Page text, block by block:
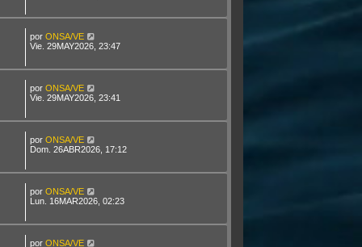
por ONSA/VE
Vie. 29MAY2026, 23:47
por ONSA/VE
Vie. 29MAY2026, 23:41
por ONSA/VE
Dom. 26ABR2026, 17:12
por ONSA/VE
Lun. 16MAR2026, 02:23
por ONSA/VE